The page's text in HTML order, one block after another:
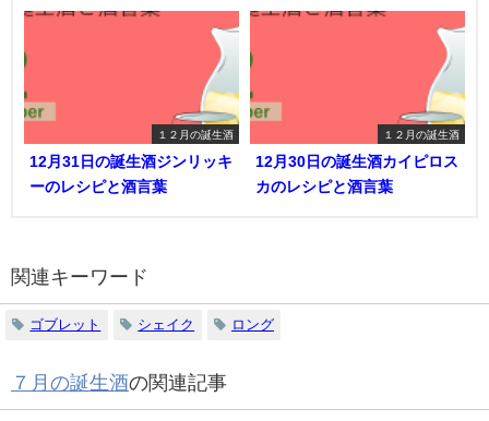
１２月の誕生酒
12月31日の誕生酒ジンリッキ
ーのレシピと酒言葉
１２月の誕生酒
12月30日の誕生酒カイピロス
カのレシピと酒言葉
関連キーワード
ゴブレット シェイク ロング
７月の誕生酒の関連記事